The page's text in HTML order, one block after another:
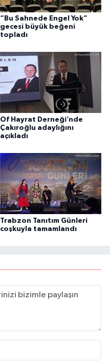
“Bu Sahnede Engel Yok”
gecesi büyük beğeni
topladı
Of Hayrat Derneği’nde
Çakıroğlu adaylığını
açıkladı
Trabzon Tanıtım Günleri
coşkuyla tamamlandı